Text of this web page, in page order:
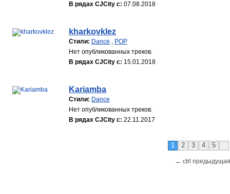
В рядах CJCity с: 07.08.2018
kharkovklez
Стили: Dance , POP
Нет опубликованных треков.
В рядах CJCity с: 15.01.2018
Kariamba
Стили: Dance
Нет опубликованных треков.
В рядах CJCity с: 22.11.2017
1 2 3 4 5
← ctrl